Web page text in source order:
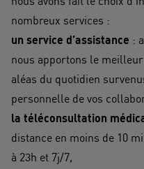
nombreux services :
un service d’assistance :
nous apportons le
aléas du quotidien
personnelle de vos
la téléconsultation
distance en moins de 10
à 23h et 7j/7,